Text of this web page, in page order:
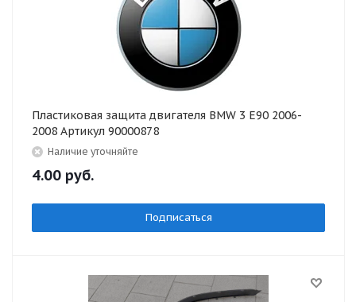
Пластиковая защита двигателя BMW 3 E90 2006-
2008 Артикул 90000878
Наличие уточняйте
4.00 руб.
Подписаться